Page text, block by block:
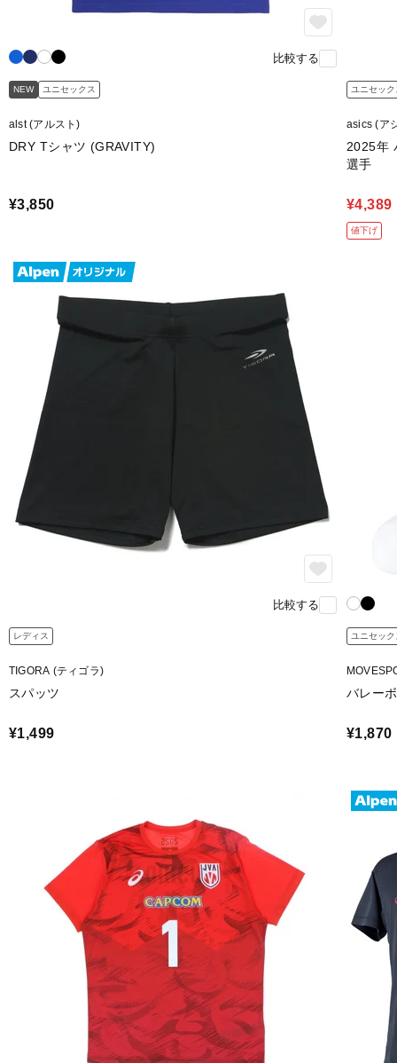
比較する
NEW ユニセックス
alst (アルスト)
DRY Tシャツ (GRAVITY)
¥3,850
ユニセック
asics (ア
2025年
選手
¥4,389
値下げ
比較する
レディス
TIGORA (ティゴラ)
スパッツ
¥1,499
ユニセック
バレー
¥1,870